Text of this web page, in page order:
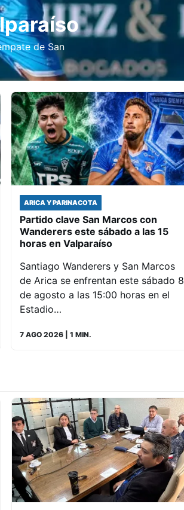
de San
ARICA Y PARINACOTA
Partido clave San Marcos con
Wanderers este sábado a las 15
horas en Valparaíso
Santiago Wanderers y San Marcos
de Arica se enfrentan este sábado 8
de agosto a las 15:00 horas en el
Estadio…
7 AGO 2026| 1 MIN.